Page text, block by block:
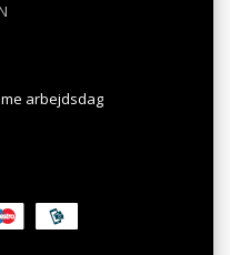
arbejdsdag